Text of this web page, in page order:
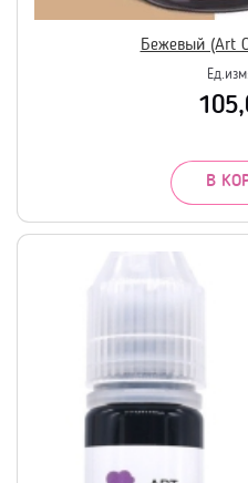
Бежевый (Art
Ед.изм:
В